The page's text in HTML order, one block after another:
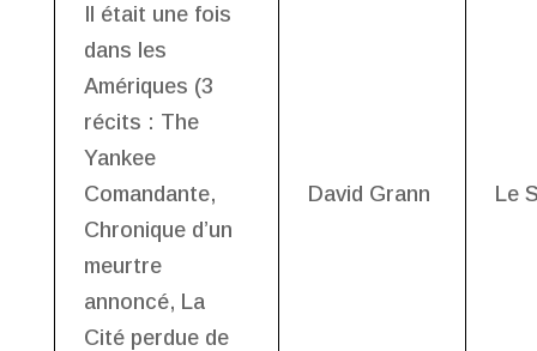
Il était une fois
dans les
Amériques (3
récits : The
Yankee
Comandante,
Chronique d’un
meurtre
annoncé, La
Cité perdue de
David Grann Le